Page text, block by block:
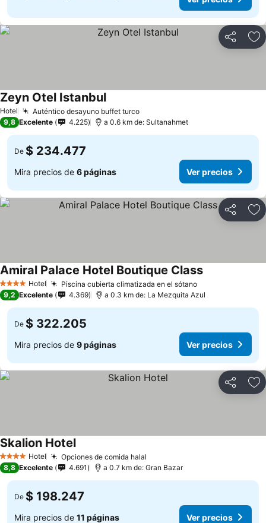
Compartir
Hotel Auténtico desayuno buffet turcoVer precios
Zeyn Otel IstanbulVer precios
9,8 Excelente 4.225 a 0.6 km de: Sultanahmet
De $ 234.477
Mira precios de 6 páginas Ver precios
Compartir
4 EstrellasHotel Piscina cubierta climatizada en el sótanoVer precios
Amiral Palace Hotel Boutique ClassVer precios
9,2 Excelente 4.369 a 0.3 km de: La Mezquita Azul
De $ 322.205
Mira precios de 9 páginas Ver precios
Compartir
4 EstrellasHotel Opciones de comida halal
Skalion HotelVer precios
8,8 Excelente 4.691 a 0.7 km de: Gran Bazar
De $ 198.247
Mira precios de 11 páginas Ver precios